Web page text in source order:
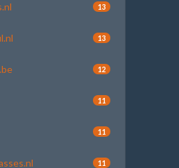
13
13
12
11
11
11